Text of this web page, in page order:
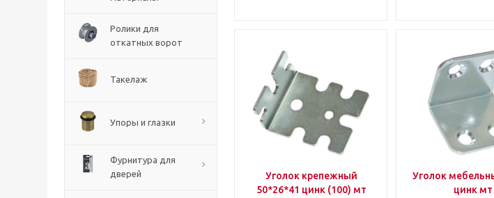
Ролики для
откатных ворот
Такелаж
Упоры и глазки
Фурнитура для
дверей
Уголок крепежный
50*26*41 цинк (100) мт
Уголок
цинк мт